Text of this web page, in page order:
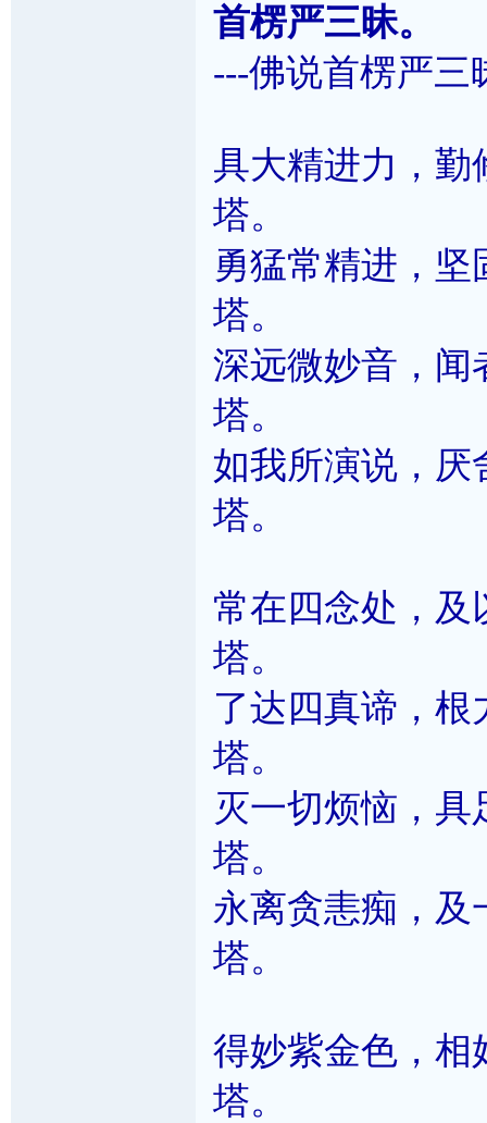
首楞严三昧。
---佛说首楞严
具大精进力，勤
塔。
勇猛常精进，
塔。
深远微妙音，闻
塔。
如我所演说，厌
塔。
常在四念处，及
塔。
了达四真谛，
塔。
灭一切烦恼，
塔。
永离贪恚痴，及
塔。
得妙紫金色，相
塔。